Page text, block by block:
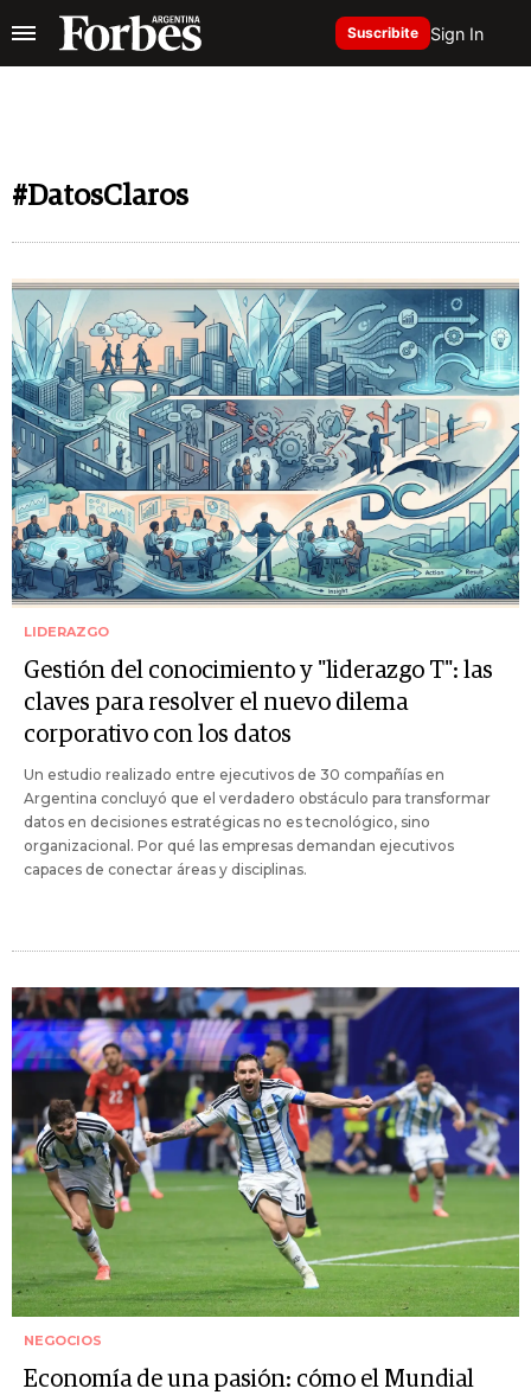
Suscribite Sign In
#DatosClaros
LIDERAZGO
Gestión del conocimiento y "liderazgo T": las
claves para resolver el nuevo dilema
corporativo con los datos
Un estudio realizado entre ejecutivos de 30 compañías en
Argentina concluyó que el verdadero obstáculo para transformar
datos en decisiones estratégicas no es tecnológico, sino
organizacional. Por qué las empresas demandan ejecutivos
capaces de conectar áreas y disciplinas.
NEGOCIOS
Economía de una pasión: cómo el Mundial